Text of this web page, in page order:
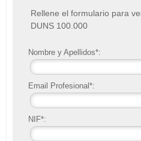
Rellene el formulario para
DUNS 100.000
Nombre y Apellidos*:
Email Profesional*:
NIF*: